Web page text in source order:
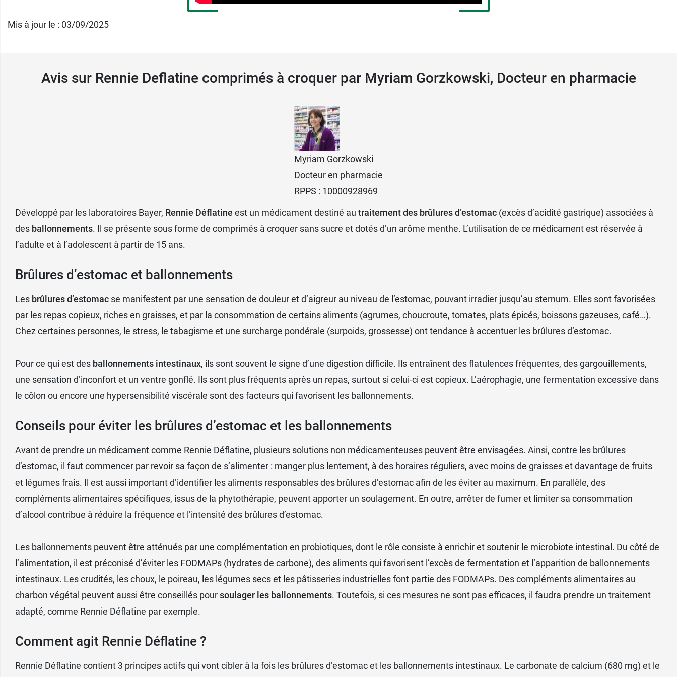
2h avant de prendre un médicament si vous avez pris du Rennie Deflatine.
Mis à jour le : 03/09/2025
Avis sur Rennie Deflatine comprimés à croquer par Myriam Gorzkowski, Docteur en pharmacie
Myriam Gorzkowski
Docteur en pharmacie
RPPS : 10000928969
Développé par les laboratoires Bayer, Rennie Déflatine est un médicament destiné au traitement des brûlures d’estomac (excès d’acidité gastrique) associées à
des ballonnements. Il se présente sous forme de comprimés à croquer sans sucre et dotés d’un arôme menthe. L’utilisation de ce médicament est réservée à
l’adulte et à l’adolescent à partir de 15 ans.
Brûlures d’estomac et ballonnements
Les brûlures d’estomac se manifestent par une sensation de douleur et d’aigreur au niveau de l’estomac, pouvant irradier jusqu’au sternum. Elles sont favorisées
par les repas copieux, riches en graisses, et par la consommation de certains aliments (agrumes, choucroute, tomates, plats épicés, boissons gazeuses, café…).
Chez certaines personnes, le stress, le tabagisme et une surcharge pondérale (surpoids, grossesse) ont tendance à accentuer les brûlures d’estomac.
Pour ce qui est des ballonnements intestinaux, ils sont souvent le signe d’une digestion difficile. Ils entraînent des flatulences fréquentes, des gargouillements,
une sensation d’inconfort et un ventre gonflé. Ils sont plus fréquents après un repas, surtout si celui-ci est copieux. L’aérophagie, une fermentation excessive dans
le côlon ou encore une hypersensibilité viscérale sont des facteurs qui favorisent les ballonnements.
Conseils pour éviter les brûlures d’estomac et les ballonnements
Avant de prendre un médicament comme Rennie Déflatine, plusieurs solutions non médicamenteuses peuvent être envisagées. Ainsi, contre les brûlures
d’estomac, il faut commencer par revoir sa façon de s’alimenter : manger plus lentement, à des horaires réguliers, avec moins de graisses et davantage de fruits
et légumes frais. Il est aussi important d’identifier les aliments responsables des brûlures d’estomac afin de les éviter au maximum. En parallèle, des
compléments alimentaires spécifiques, issus de la phytothérapie, peuvent apporter un soulagement. En outre, arrêter de fumer et limiter sa consommation
d’alcool contribue à réduire la fréquence et l’intensité des brûlures d’estomac.
Les ballonnements peuvent être atténués par une complémentation en probiotiques, dont le rôle consiste à enrichir et soutenir le microbiote intestinal. Du côté de
l’alimentation, il est préconisé d’éviter les FODMAPs (hydrates de carbone), des aliments qui favorisent l’excès de fermentation et l’apparition de ballonnements
intestinaux. Les crudités, les choux, le poireau, les légumes secs et les pâtisseries industrielles font partie des FODMAPs. Descompléments alimentaires au
charbon végétal peuvent aussi être conseillés poursoulager les ballonnements. Toutefois, si ces mesures ne sont pas efficaces, il faudra prendre un traitement
adapté, comme Rennie Déflatine par exemple.
Comment agit Rennie Déflatine ?
Rennie Déflatine contient 3 principes actifs qui vont cibler à la fois les brûlures d’estomac et les ballonnements intestinaux. Le carbonate de calcium (680 mg) et le